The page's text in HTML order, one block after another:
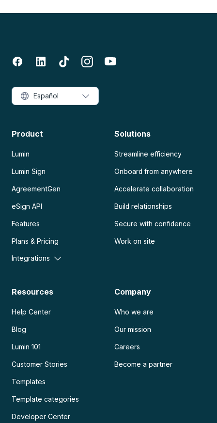
Product
Lumin
Lumin Sign
AgreementGen
eSign API
Features
Plans & Pricing
Integrations
Solutions
Streamline efficiency
Onboard from anywhere
Accelerate collaboration
Build relationships
Secure with confidence
Work on site
Resources
Help Center
Blog
Lumin 101
Customer Stories
Templates
Template categories
Developer Center
Company
Who we are
Our mission
Careers
Become a partner
Español